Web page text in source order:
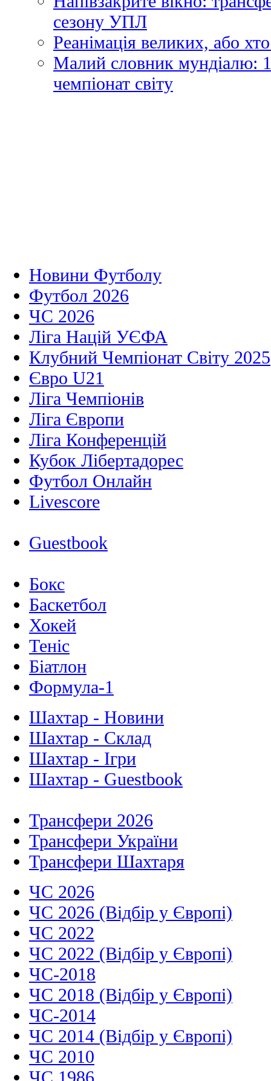
сезону УПЛ
Реанімація великих, або
Малий словник мундіалю:
чемпіонат світу
Новини Футболу
Футбол 2026
ЧС 2026
Ліга Націй УЄФА
Клубний Чемпіонат Світу 2025
Євро U21
Ліга Чемпіонів
Ліга Європи
Ліга Конференцій
Кубок Лібертадорес
Футбол Онлайн
Livescore
Guestbook
Бокс
Баскетбол
Хокей
Теніс
Біатлон
Формула-1
Шахтар - Новини
Шахтар - Склад
Шахтар - Ігри
Шахтар - Guestbook
Трансфери 2026
Трансфери України
Трансфери Шахтаря
ЧС 2026
ЧС 2026 (Відбір у Європі)
ЧС 2022
ЧС 2022 (Відбір у Європі)
ЧС-2018
ЧС 2018 (Відбір у Європі)
ЧС-2014
ЧС 2014 (Відбір у Європі)
ЧС 2010